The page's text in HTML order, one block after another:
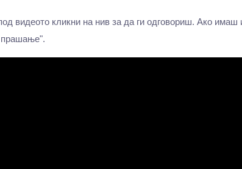
видеото кликни на нив за да ги одговориш. Ако имаш
прашање".